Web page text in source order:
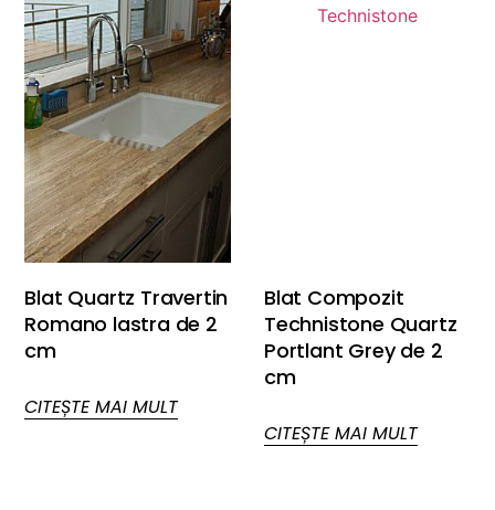
Blat Quartz Travertin
Romano lastra de 2
cm
CITEȘTE MAI MULT
Blat Compozit
Technistone Quartz
Portlant Grey de 2
cm
CITEȘTE MAI MULT